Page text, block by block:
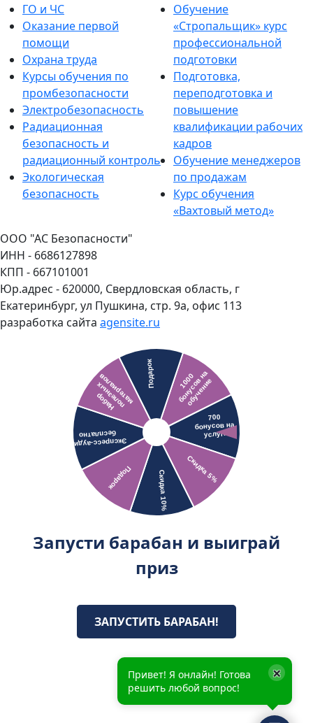
ГО и ЧС
Оказание первой
помощи
Охрана труда
Курсы обучения по
промбезопасности
Электробезопасность
Радиационная
безопасность и
радиационный контроль
Экологическая
безопасность
Обучение
«Стропальщик» курс
профессиональной
подготовки
Подготовка,
переподготовка и
повышение
квалификации рабочих
кадров
Обучение менеджеров
по продажам
Курс обучения
«Вахтовый метод»
ООО "АС Безопасности"
ИНН - 6686127898
КПП - 667101001
Юр.адрес - 620000, Свердловская область, г
Екатеринбург, ул Пушкина, стр. 9а, офис 113
разработка сайта agensite.ru
Запусти барабан и выиграй
приз
ЗАПУСТИТЬ БАРАБАН!
Привет! Я онлайн! Готова
решить любой вопрос!
×